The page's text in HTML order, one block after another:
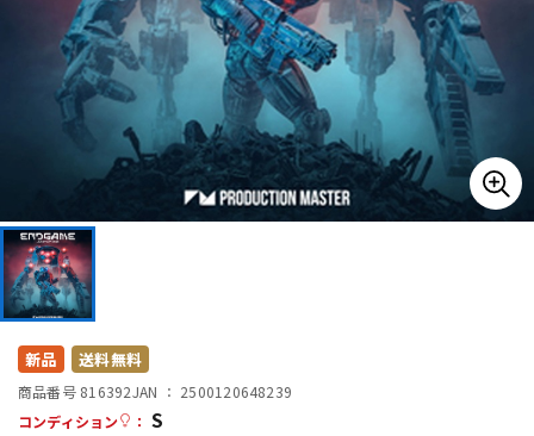
管楽器 その他楽器
アンプ エフェクター
DJ機器 DTM
配信/ライブ機器
新品 送料無料
商品番号 816392JAN ： 2500120648239
コンディション
： S